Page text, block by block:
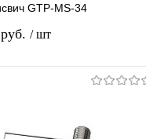
GTP-MS-34
/ шт
в 1 клик К сравнению